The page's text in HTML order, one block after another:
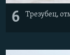
6 Трезубец,